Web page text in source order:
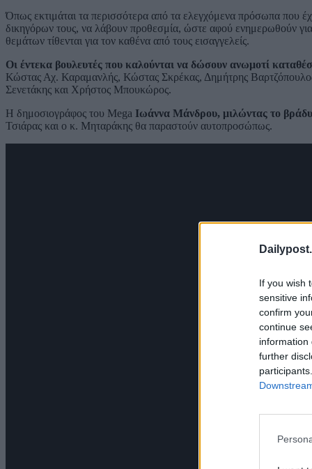
If you wish
sensitive
confirm
continue
information
further
Όπως εκτιμάται τα περισσότερα από τα ελεγχόμενα πρόσωπα που
δικηγόρων τους, να λάβουν προθεσμία, ώστε αφού ενημερωθούν
θεμάτων τίθενται για τον καθένα από τους εισαγγελείς.
Οι έντεκα βουλευτές που καλούνται να δώσουν ανωμοτί
Κώστας Αχ. Καραμανλής, Κώστας Σκρέκας, Δημήτρης
Σενετάκης και Χρήστος Μπουκώρος.
H δημοσιογράφος του Mega Ιωάννα Μάνδρου, μιλώντας το
Τσιάρας και ο κ. Μηταράκης θα παραστούν αυτοπροσώπως.